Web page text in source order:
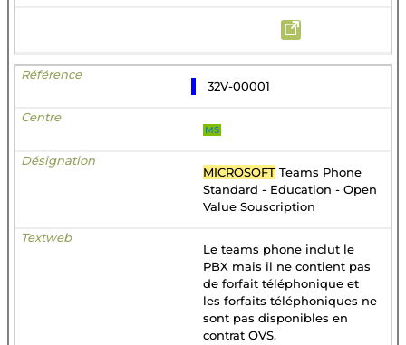
32V-00001
MS
MICROSOFT Teams Phone
Standard - Education - Open
Value Souscription
Le teams phone inclut le
PBX mais il ne contient pas
de forfait téléphonique et
les forfaits téléphoniques ne
sont pas disponibles en
contrat OVS.